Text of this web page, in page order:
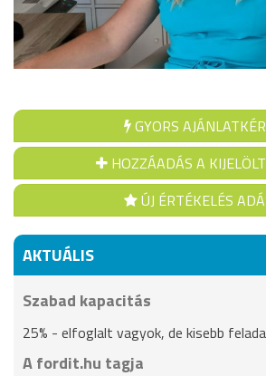
GYORS
HOZZÁADÁS A
ÚJ ÉRTÉKELÉS
AKTUÁLIS
Szabad kapacitás
25% - elfoglalt vagyok, de kisebb
A fordit.hu tagja